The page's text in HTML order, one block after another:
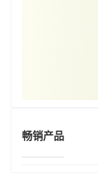
畅销产品